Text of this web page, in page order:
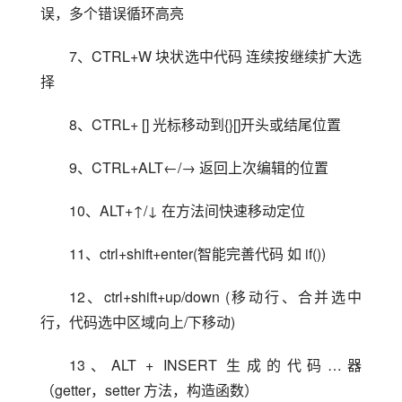
误，多个错误循环高亮
7、CTRL+W 块状选中代码 连续按继续扩大选
择
8、CTRL+ [] 光标移动到{}[]开头或结尾位置
9、CTRL+ALT←/→ 返回上次编辑的位置
10、ALT+↑/↓ 在方法间快速移动定位
11、ctrl+shift+enter(智能完善代码 如 if())
12、ctrl+shift+up/down (移动行、合并选中
行，代码选中区域向上/下移动)
13、ALT + INSERT 生成的代码…器
（getter，setter 方法，构造函数）